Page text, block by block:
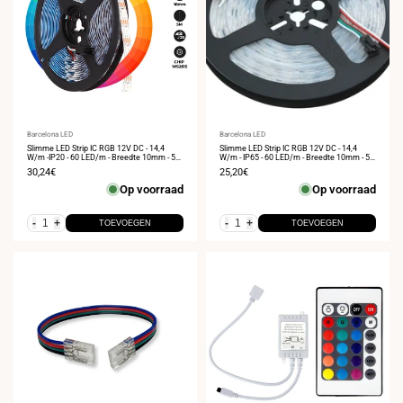
Leverancier:
Barcelona LED
Slimme LED Strip IC RGB 12V DC - 14,4
W/m -IP20 - 60 LED/m - Breedte 10mm - 5
meter
Verkoopprijs
30,24€
Op voorraad
- + TOEVOEGEN
Leverancier:
Barcelona LED
Slimme LED Strip IC RGB 12V DC - 14,4
W/m - IP65 - 60 LED/m - Breedte 10mm - 5
meter
Verkoopprijs
25,20€
Op voorraad
- + TOEVOEGEN